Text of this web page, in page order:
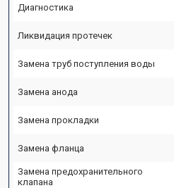
Диагностика
Ликвидация протечек
Замена труб поступления воды
Замена анода
Замена прокладки
Замена фланца
Замена предохранительного
клапана